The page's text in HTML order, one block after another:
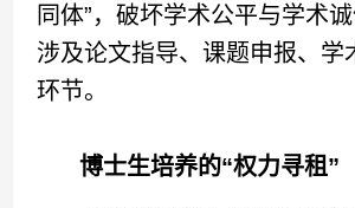
同体”，破坏学术公平与学术
涉及论文指导、课题申报、学
环节。
博士生培养的“权力寻租”